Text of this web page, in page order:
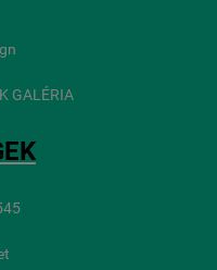
GALÉRIA